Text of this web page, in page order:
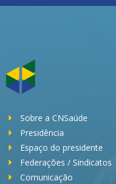
Sobre a CNSaúde
Presidência
Espaço do presidente
Federações / Sindicatos
Comunicação